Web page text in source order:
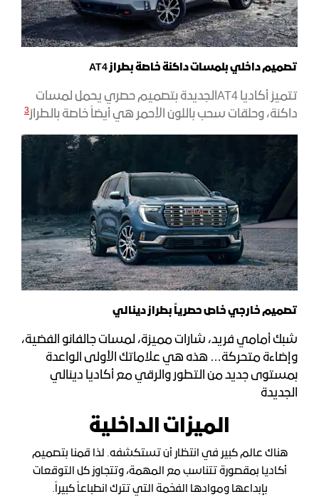
تصميم داخلي بلمسات داكنة خاصة بطراز AT4
تتميز أكاديا AT4الجديدة بتصميم حصري يحمل لمسات
داكنة، وحلقات سحب باللون الأحمر هي أيضاً خاصة بالطراز3
تصميم خارجي خاص حصرياً بطراز دينالي
شبك أمامي فريد، شارات مميزة، لمسات جالفانو الفضية،
وإضاءة متحركة… هذه هي علاماتك الأولى الواعدة
بمستوى جديد من التطور والرقي مع أكاديا دينالي
الجديدة
الميزات الداخلية
هناك عالم كبير في انتظار أن تستكشفه. لذا قمنا بتصميم
أكاديا بمقصورة تتناسب مع المهمة، وتتجاوز كل التوقعات
بإبداعها وموادها الفخمة التي تترك انطباعاً كبيراً.